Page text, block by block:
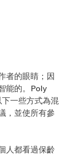
者的眼睛；因
能的。Poly
一些方式為混
，並使所有參
人都看過保齡